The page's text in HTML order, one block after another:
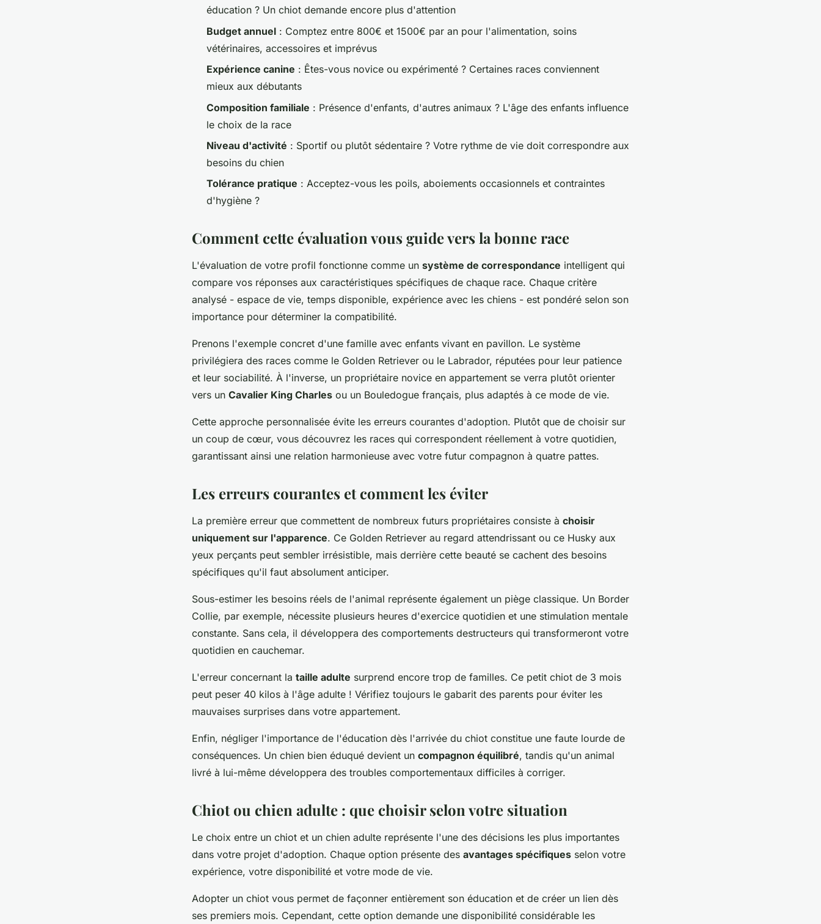
éducation ? Un chiot demande encore plus d'attention
Budget annuel : Comptez entre 800€ et 1500€ par an pour l'alimentation, soins
vétérinaires, accessoires et imprévus
Expérience canine : Êtes-vous novice ou expérimenté ? Certaines races conviennent
mieux aux débutants
Composition familiale : Présence d'enfants, d'autres animaux ? L'âge des enfants influence
le choix de la race
Niveau d'activité : Sportif ou plutôt sédentaire ? Votre rythme de vie doit correspondre aux
besoins du chien
Tolérance pratique : Acceptez-vous les poils, aboiements occasionnels et contraintes
d'hygiène ?
Comment cette évaluation vous guide vers la bonne race
L'évaluation de votre profil fonctionne comme un système de correspondance intelligent qui
compare vos réponses aux caractéristiques spécifiques de chaque race. Chaque critère
analysé - espace de vie, temps disponible, expérience avec les chiens - est pondéré selon son
importance pour déterminer la compatibilité.
Prenons l'exemple concret d'une famille avec enfants vivant en pavillon. Le système
privilégiera des races comme le Golden Retriever ou le Labrador, réputées pour leur patience
et leur sociabilité. À l'inverse, un propriétaire novice en appartement se verra plutôt orienter
vers un Cavalier King Charles ou un Bouledogue français, plus adaptés à ce mode de vie.
Cette approche personnalisée évite les erreurs courantes d'adoption. Plutôt que de choisir sur
un coup de cœur, vous découvrez les races qui correspondent réellement à votre quotidien,
garantissant ainsi une relation harmonieuse avec votre futur compagnon à quatre pattes.
Les erreurs courantes et comment les éviter
La première erreur que commettent de nombreux futurs propriétaires consiste à choisir
uniquement sur l'apparence. Ce Golden Retriever au regard attendrissant ou ce Husky aux
yeux perçants peut sembler irrésistible, mais derrière cette beauté se cachent des besoins
spécifiques qu'il faut absolument anticiper.
Sous-estimer les besoins réels de l'animal représente également un piège classique. Un Border
Collie, par exemple, nécessite plusieurs heures d'exercice quotidien et une stimulation mentale
constante. Sans cela, il développera des comportements destructeurs qui transformeront votre
quotidien en cauchemar.
L'erreur concernant la taille adulte surprend encore trop de familles. Ce petit chiot de 3 mois
peut peser 40 kilos à l'âge adulte ! Vérifiez toujours le gabarit des parents pour éviter les
mauvaises surprises dans votre appartement.
Enfin, négliger l'importance de l'éducation dès l'arrivée du chiot constitue une faute lourde de
conséquences. Un chien bien éduqué devient un compagnon équilibré, tandis qu'un animal
livré à lui-même développera des troubles comportementaux difficiles à corriger.
Chiot ou chien adulte : que choisir selon votre situation
Le choix entre un chiot et un chien adulte représente l'une des décisions les plus importantes
dans votre projet d'adoption. Chaque option présente des avantages spécifiques selon votre
expérience, votre disponibilité et votre mode de vie.
Adopter un chiot vous permet de façonner entièrement son éducation et de créer un lien dès
ses premiers mois. Cependant, cette option demande une disponibilité considérable les